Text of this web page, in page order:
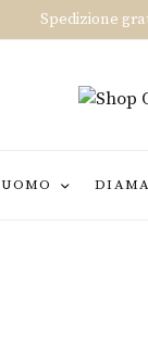
Spedizione
UOMO